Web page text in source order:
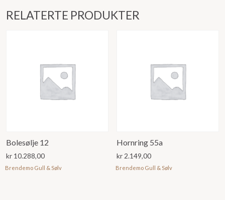
RELATERTE PRODUKTER
Bolesølje 12
kr 10.288,00
Brendemo Gull & Sølv
Hornring 55a
kr 2.149,00
Brendemo Gull & Sølv